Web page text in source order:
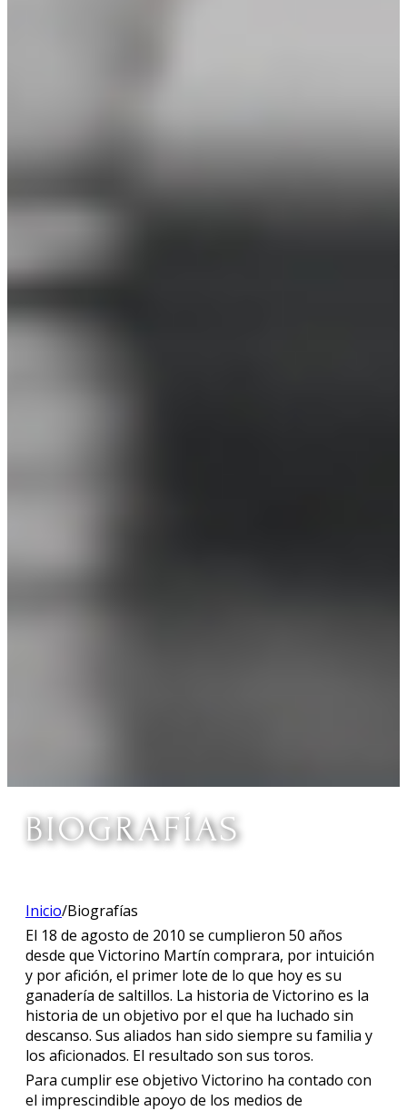
BIOGRAFÍAS
Inicio/Biografías
El 18 de agosto de 2010 se cumplieron 50 años
desde que Victorino Martín comprara, por intuición
y por afición, el primer lote de lo que hoy es su
ganadería de saltillos. La historia de Victorino es la
historia de un objetivo por el que ha luchado sin
descanso. Sus aliados han sido siempre su familia y
los aficionados. El resultado son sus toros.
Para cumplir ese objetivo Victorino ha contado con
el imprescindible apoyo de los medios de